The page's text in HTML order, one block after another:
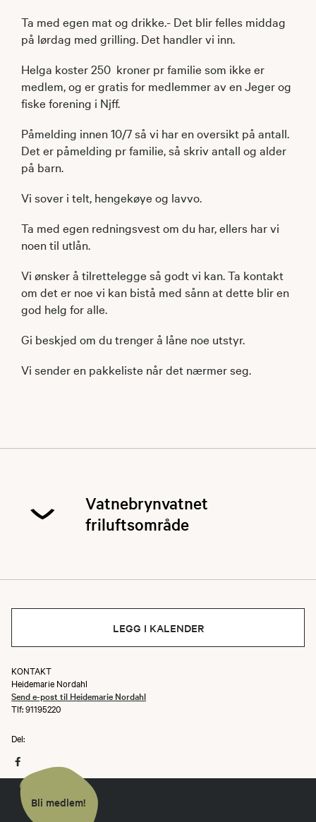
Ta med egen mat og drikke.- Det blir felles middag
på lørdag med grilling. Det handler vi inn.
Helga koster 250 kroner pr familie som ikke er
medlem, og er gratis for medlemmer av en Jeger og
fiske forening i Njff.
Påmelding innen 10/7 så vi har en oversikt på antall.
Det er påmelding pr familie, så skriv antall og alder
på barn.
Vi sover i telt, hengekøye og lavvo.
Ta med egen redningsvest om du har, ellers har vi
noen til utlån.
Vi ønsker å tilrettelegge så godt vi kan. Ta kontakt
om det er noe vi kan bistå med sånn at dette blir en
god helg for alle.
Gi beskjed om du trenger å låne noe utstyr.
Vi sender en pakkeliste når det nærmer seg.
Vatnebrynvatnet
friluftsområde
LEGG I KALENDER
KONTAKT
Heidemarie Nordahl
Send e-post til Heidemarie Nordahl
Tlf: 91195220
Del:
Bli medlem!